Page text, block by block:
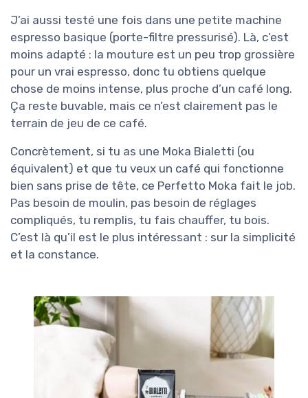
J’ai aussi testé une fois dans une petite machine
espresso basique (porte-filtre pressurisé). Là, c’est
moins adapté : la mouture est un peu trop grossière
pour un vrai espresso, donc tu obtiens quelque
chose de moins intense, plus proche d’un café long.
Ça reste buvable, mais ce n’est clairement pas le
terrain de jeu de ce café.
Concrètement, si tu as une Moka Bialetti (ou
équivalent) et que tu veux un café qui fonctionne
bien sans prise de tête, ce Perfetto Moka fait le job.
Pas besoin de moulin, pas besoin de réglages
compliqués, tu remplis, tu fais chauffer, tu bois.
C’est là qu’il est le plus intéressant : sur la simplicité
et la constance.